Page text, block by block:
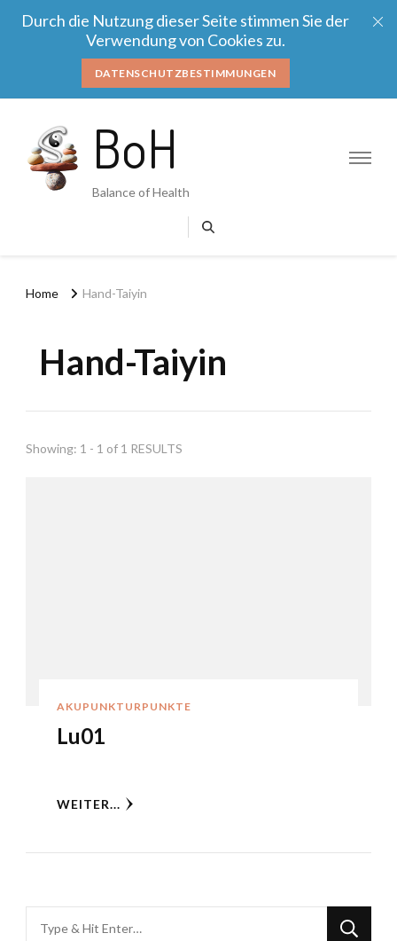
Durch die Nutzung dieser Seite stimmen Sie der
Verwendung von Cookies zu.
DATENSCHUTZBESTIMMUNGEN
BoH
Balance of Health
Home Hand-Taiyin
Hand-Taiyin
Showing: 1 - 1 of 1 RESULTS
AKUPUNKTURPUNKTE
Lu01
WEITER...